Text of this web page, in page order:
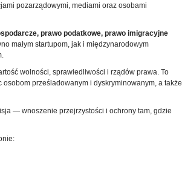
pozarządowymi, mediami oraz osobami
prawo podatkowe, prawo imigracyjne
małym startupom, jak i międzynarodowym
wolności, sprawiedliwości i rządów prawa. To
prześladowanym i dyskryminowanym, a także
— wnoszenie przejrzystości i ochrony tam, gdzie